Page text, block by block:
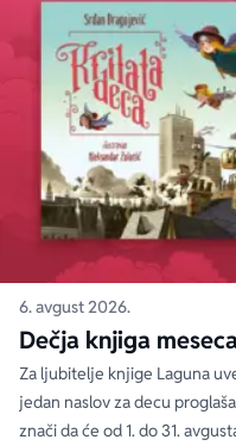
6. avgust 2026.
Dečja knjiga
Za ljubitelje knjige Laguna
jedan naslov za decu
znači da će od 1. do 31.